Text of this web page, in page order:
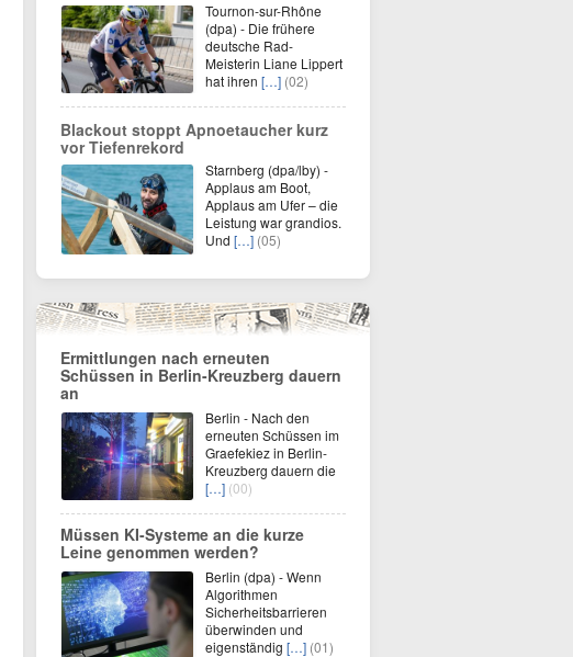
Tournon-sur-Rhône
(dpa) - Die frühere
deutsche Rad-
Meisterin Liane Lippert
hat ihren […] (02)
Blackout stoppt Apnoetaucher kurz
vor Tiefenrekord
Starnberg (dpa/lby) -
Applaus am Boot,
Applaus am Ufer – die
Leistung war grandios.
Und […] (05)
Ermittlungen nach erneuten
Schüssen in Berlin-Kreuzberg dauern
an
Berlin - Nach den
erneuten Schüssen im
Graefekiez in Berlin-
Kreuzberg dauern die
[…] (00)
Müssen KI-Systeme an die kurze
Leine genommen werden?
Berlin (dpa) - Wenn
Algorithmen
Sicherheitsbarrieren
überwinden und
eigenständig […] (01)